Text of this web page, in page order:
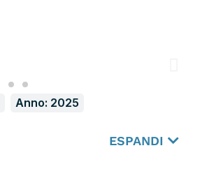
Anno: 2025
ESPANDI